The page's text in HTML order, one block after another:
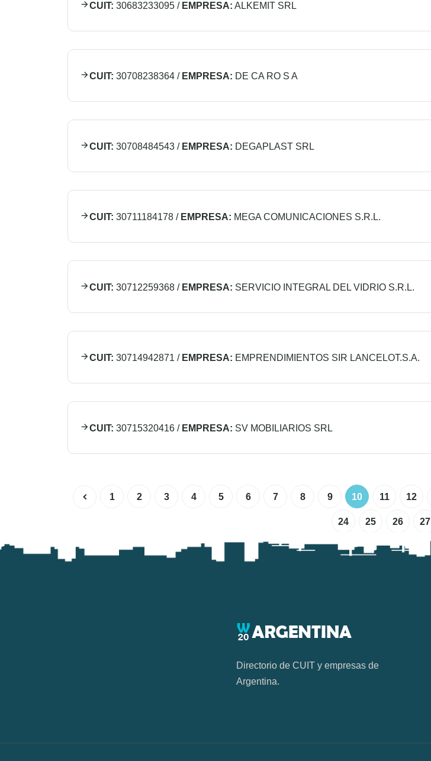
CUIT: 30683233095 / EMPRESA: ALKEMIT SRL
CUIT: 30708238364 / EMPRESA: DE CA RO S A
CUIT: 30708484543 / EMPRESA: DEGAPLAST SRL
CUIT: 30711184178 / EMPRESA: MEGA COMUNICACIONES S.R.L.
CUIT: 30712259368 / EMPRESA: SERVICIO INTEGRAL DEL VIDRIO S.R.L.
CUIT: 30714942871 / EMPRESA: EMPRENDIMIENTOS SIR LANCELOT.S.A.
CUIT: 30715320416 / EMPRESA: SV MOBILIARIOS SRL
1 2 3 4 5 6 7 8 9 10 11 12
24 25 26 27
Directorio de CUIT y empresas de
Argentina.